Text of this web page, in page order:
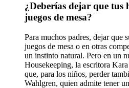
¿Deberías dejar que tus
juegos de mesa?
Para muchos padres, dejar que
juegos de mesa o en otras
un instinto natural. Pero en un
Housekeeping, la escritora
que, para los niños, perder
Wahlgren, quien admite tener